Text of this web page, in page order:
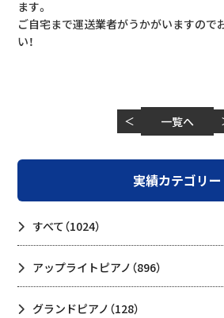
ます。
ご自宅まで運送業者がうかがいますので
い！
＜ 一覧へ
実績カテゴリー
すべて（1024）
アップライトピアノ （896）
グランドピアノ （128）